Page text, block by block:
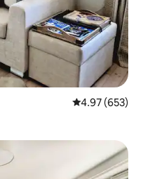
평점 4.97점(5
4.97 (653)